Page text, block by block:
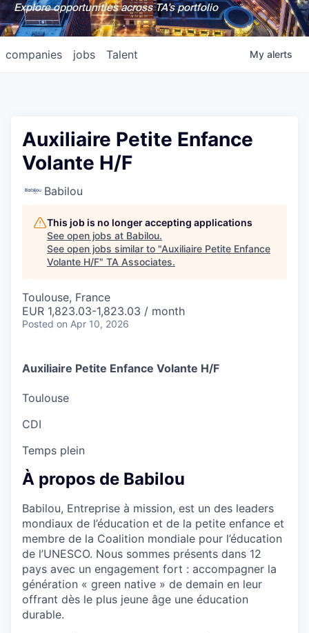
Explore opportunities across TA's portfolio
jobs
companies Talent My alerts
Auxiliaire Petite Enfance
Volante H/F
Babilou
This job is no longer accepting applications
See open jobs at Babilou.
See open jobs similar to "Auxiliaire Petite Enfance
Volante H/F" TA Associates.
Toulouse, France
EUR 1,823.03-1,823.03 / month
Posted on Apr 10, 2026
Auxiliaire Petite Enfance Volante H/F
Toulouse
CDI
Temps plein
À propos de Babilou
Babilou, Entreprise à mission, est un des leaders
mondiaux de l’éducation et de la petite enfance et
membre de la Coalition mondiale pour l’éducation
de l’UNESCO. Nous sommes présents dans 12
pays avec un engagement fort : accompagner la
génération « green native » de demain en leur
offrant dès le plus jeune âge une éducation
durable.